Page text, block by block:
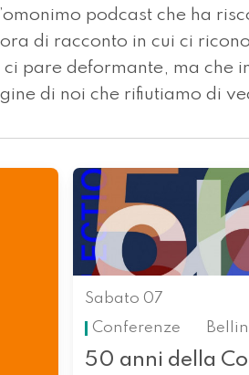
podcast che ha
di racconto in cui ci
ci pare deformante, ma che
di noi che rifiutiamo di
Sabato 07
Conferenze
50 anni della